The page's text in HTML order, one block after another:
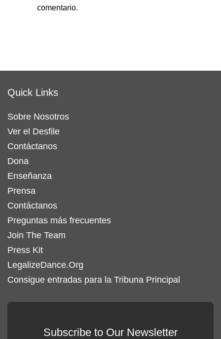
comentario.
Quick Links
Sobre Nosotros
Ver el Desfile
Contáctanos
Dona
Enseñanza
Prensa
Contáctanos
Preguntas más frecuentes
Join The Team
Press Kit
LegalizeDance.Org
Consigue entradas para la Tribuna Principal
Subscribe to Our Newsletter